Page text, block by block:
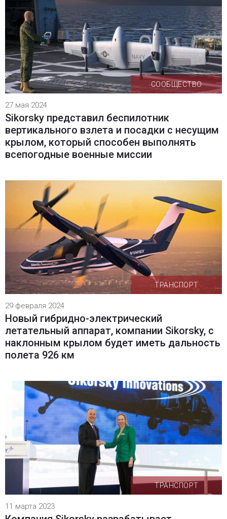
СООБЩЕСТВО
27 мая 2024
Sikorsky представил беспилотник
вертикального взлета и посадки с несущим
крылом, который способен выполнять
всепогодные военные миссии
ТРАНСПОРТ
29 февраля 2024
Новый гибридно-электрический
летательный аппарат, компании Sikorsky, с
наклонным крылом будет иметь дальность
полета 926 км
ТРАНСПОРТ
11 марта 2023